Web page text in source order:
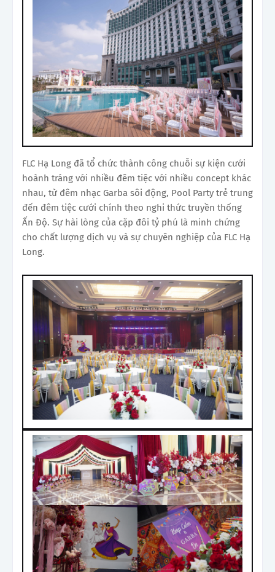
FLC Hạ Long đã tổ chức thành công chuỗi sự kiện cưới
hoành tráng với nhiều đêm tiệc với nhiều concept khác
nhau, từ đêm nhạc Garba sôi động, Pool Party trẻ trung
đến đêm tiệc cưới chính theo nghi thức truyền thống
Ấn Độ. Sự hài lòng của cặp đôi tỷ phú là minh chứng
cho chất lượng dịch vụ và sự chuyên nghiệp của FLC Hạ
Long.